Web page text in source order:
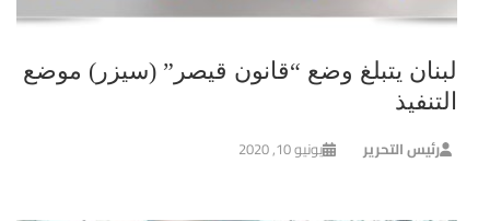
لبنان يتبلغ وضع “قانون قيصر” (سيزر) موضع
التنفيذ
رئيس التحرير يونيو 10, 2020